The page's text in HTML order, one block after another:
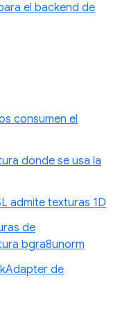
el backend de
consumen el
donde se usa la
admite texturas 1D
de
bgra8unorm
de